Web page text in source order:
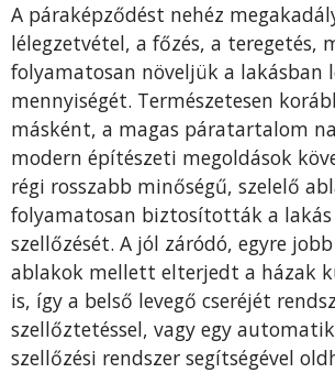
A páraképződést nehéz
lélegzetvétel, a főzés, a teregetés,
folyamatosan növeljük a lakásban
mennyiségét. Természetesen
másként, a magas páratartalom
modern építészeti megoldások
régi rosszabb minőségű, szelelő
folyamatosan biztosították a lakás
szellőzését. A jól záródó, egyre
ablakok mellett elterjedt a házak
is, így a belső levegő cseréjét
szellőztetéssel, vagy egy
szellőzési rendszer segítségével